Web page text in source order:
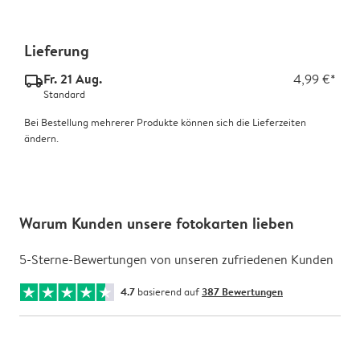
Lieferung
delivery_standard_v2Fr. 21 Aug. 4,99 €*
Standard
Bei Bestellung mehrerer Produkte können sich die Lieferzeiten
ändern.
Warum Kunden unsere fotokarten lieben
5-Sterne-Bewertungen von unseren zufriedenen Kunden
4.7 basierend auf387 Bewertungen